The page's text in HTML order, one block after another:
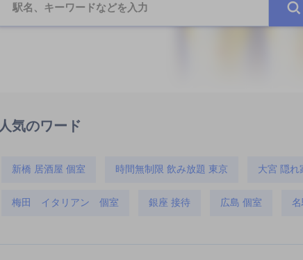
人気のワード
新橋 居酒屋 個室 時間無制限 飲み放題 東京 大宮 隠れ
梅田 イタリアン 個室 銀座 接待 広島 個室